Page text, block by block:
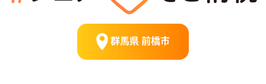
群馬県 前橋市